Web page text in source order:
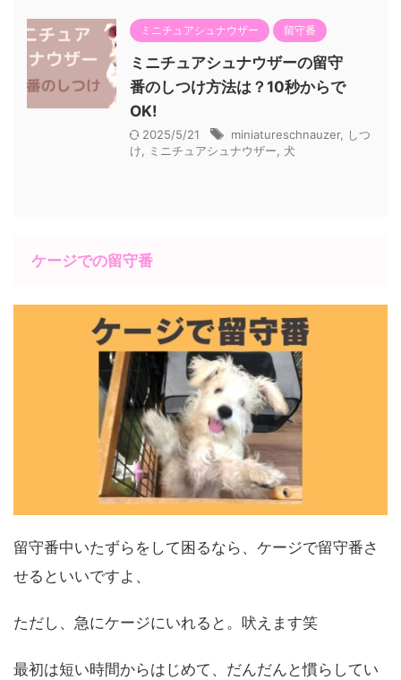
ミニチュアシュナウザー 留守番
ミニチュアシュナウザーの留守
番のしつけ方法は？10秒からで
OK!
2025/5/21 miniatureschnauzer,
しつ
け
ミニチュアシュナウザー 犬
ケージでの留守番
留守番中いたずらをして困るなら、ケージで留守番さ
せるといいですよ、
ただし、急にケージにいれると。吠えます笑
最初は短い時間からはじめて、だんだんと慣らしてい